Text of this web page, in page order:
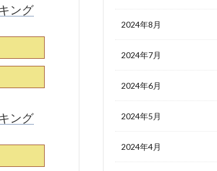
ング
ング
2024年8月
2024年7月
2024年6月
2024年5月
2024年4月